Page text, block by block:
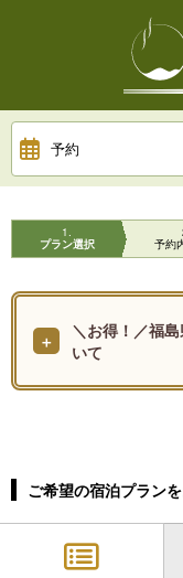
予約
1
プラン選択 予約
＼お得！／福
いて
ご希望の宿泊プラン